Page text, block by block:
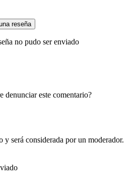
reseña
no pudo ser enviado
denunciar este comentario?
y será considerada por un moderador.